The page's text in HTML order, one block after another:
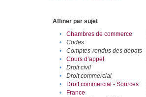
Affiner par sujet
•
Chambres de commerce
•
Codes
•
Comptes-rendus des débats
•
Cours d’appel
•
Droit civil
•
Droit commercial
•
Droit commercial - Sources
•
France